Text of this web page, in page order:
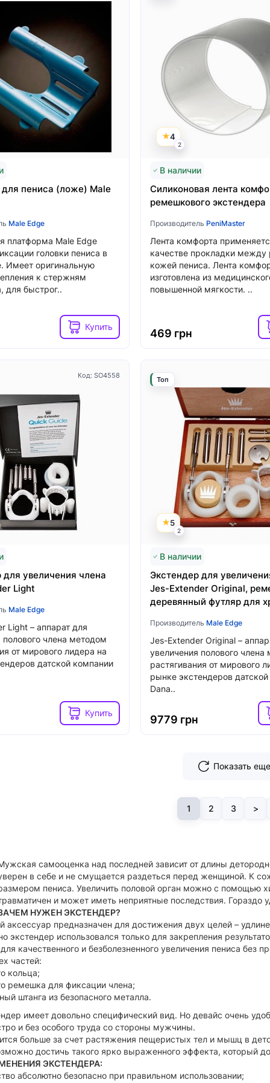
Язык магазина
Выберите язык магазина
Українська
Російська
Закрыть
пениса (ложе) Male
Male Edge
платформа Male Edge
головки пениса в
Имеет оригинальную
к стержням
для быстрог..
Купить
4
2
В наличии
Силиконовая лента
ремешкового экстендера
Производитель PeniMaster
Лента комфорта
качестве прокладки
кожей пениса. Лента
изготовлена из
повышенной мягкости. ..
469 грн
Код: SO4558
для увеличения члена
Light
Male Edge
Light – аппарат для
полового члена методом
от мирового лидера на
датской компании
Купить
5
2
Топ
В наличии
Экстендер для
Jes-Extender Original,
деревянный футляр для
Производитель Male Edge
Jes-Extender Original –
увеличения полового члена
растягивания от мирового
рынке экстендеров
Dana..
9779 грн
Показать еще
1 2 3 >
самооценка над последней зависит от длины
в себе и не смущается раздеться перед женщиной. К
пениса. Увеличить половой орган можно с помощью
и может иметь неприятные последствия. Гораздо
НУЖЕН ЭКСТЕНДЕР?
аксессуар предназначен для достижения двух целей –
экстендер использовался только для закрепления
качественного и безболезненного увеличения пениса без
частей:
кольца;
ремешка для фиксации члена;
штанга из безопасного металла.
имеет довольно специфический вид. Но девайс очень
и без особого труда со стороны мужчины.
больше за счет растяжения пещеристых тел и мышц в
достичь такого ярко выраженного эффекта, который
ЭКСТЕНДЕРА:
абсолютно безопасно при правильном использовании;